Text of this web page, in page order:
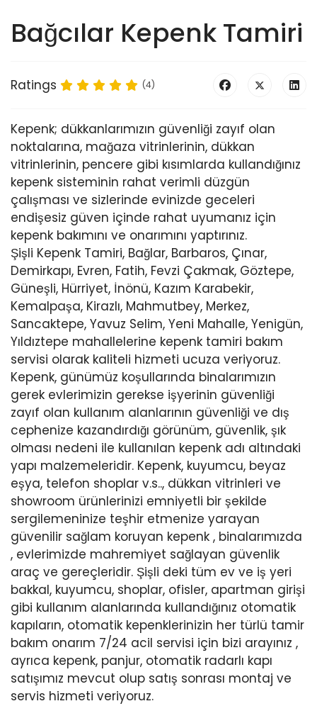
Bağcılar Kepenk Tamiri
Ratings (4)
Kepenk; dükkanlarımızın güvenliği zayıf olan
noktalarına, mağaza vitrinlerinin, dükkan
vitrinlerinin, pencere gibi kısımlarda kullandığınız
kepenk sisteminin rahat verimli düzgün
çalışması ve sizlerinde evinizde geceleri
endişesiz güven içinde rahat uyumanız için
kepenk bakımını ve onarımını yaptırınız.
Şişli Kepenk Tamiri, Bağlar, Barbaros, Çınar,
Demirkapı, Evren, Fatih, Fevzi Çakmak, Göztepe,
Güneşli, Hürriyet, İnönü, Kazım Karabekir,
Kemalpaşa, Kirazlı, Mahmutbey, Merkez,
Sancaktepe, Yavuz Selim, Yeni Mahalle, Yenigün,
Yıldıztepe mahallelerine kepenk tamiri bakım
servisi olarak kaliteli hizmeti ucuza veriyoruz.
Kepenk, günümüz koşullarında binalarımızın
gerek evlerimizin gerekse işyerinin güvenliği
zayıf olan kullanım alanlarının güvenliği ve dış
cephenize kazandırdığı görünüm, güvenlik, şık
olması nedeni ile kullanılan kepenk adı altındaki
yapı malzemeleridir. Kepenk, kuyumcu, beyaz
eşya, telefon shoplar v.s.., dükkan vitrinleri ve
showroom ürünlerinizi emniyetli bir şekilde
sergilemeninize teşhir etmenize yarayan
güvenilir sağlam koruyan kepenk , binalarımızda
, evlerimizde mahremiyet sağlayan güvenlik
araç ve gereçleridir. Şişli deki tüm ev ve iş yeri
bakkal, kuyumcu, shoplar, ofisler, apartman girişi
gibi kullanım alanlarında kullandığınız otomatik
kapıların, otomatik kepenklerinizin her türlü tamir
bakım onarım 7/24 acil servisi için bizi arayınız ,
ayrıca kepenk, panjur, otomatik radarlı kapı
satışımız mevcut olup satış sonrası montaj ve
servis hizmeti veriyoruz.